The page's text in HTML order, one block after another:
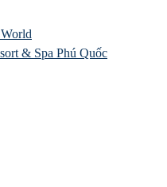
& Spa Phú Quốc